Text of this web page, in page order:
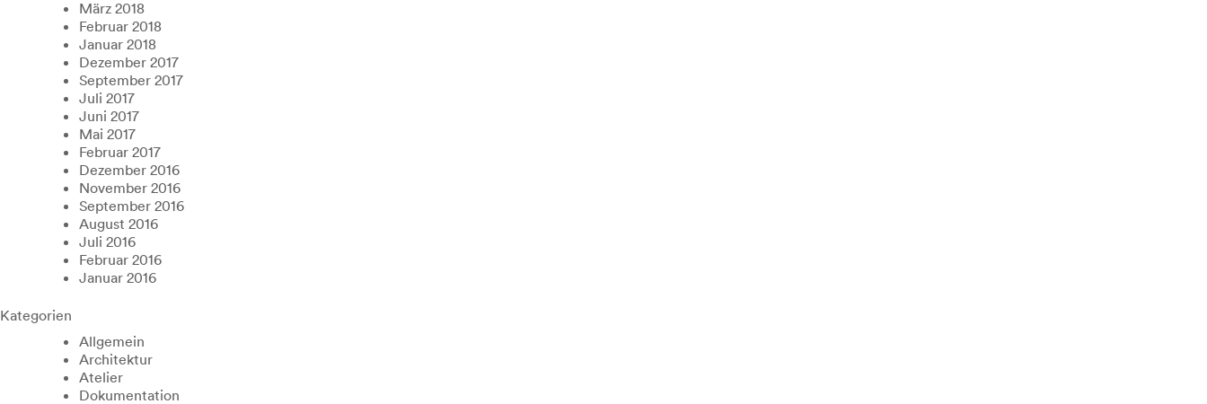
März 2018
Februar 2018
Januar 2018
Dezember 2017
September 2017
Juli 2017
Juni 2017
Mai 2017
Februar 2017
Dezember 2016
November 2016
September 2016
August 2016
Juli 2016
Februar 2016
Januar 2016
Kategorien
Allgemein
Architektur
Atelier
Dokumentation